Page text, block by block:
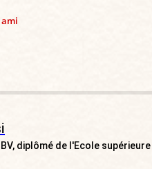
diplômé de l'Ecole